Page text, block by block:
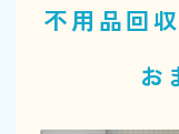
不用品回
お